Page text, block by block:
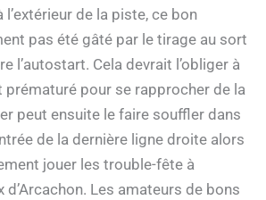
l’extérieur de la piste, ce bon
pas été gâté par le tirage au sort
l’autostart. Cela devrait l’obliger à
pour se rapprocher de la
peut ensuite le faire souffler dans
de la dernière ligne droite alors
jouer les trouble-fête à
d’Arcachon. Les amateurs de bons